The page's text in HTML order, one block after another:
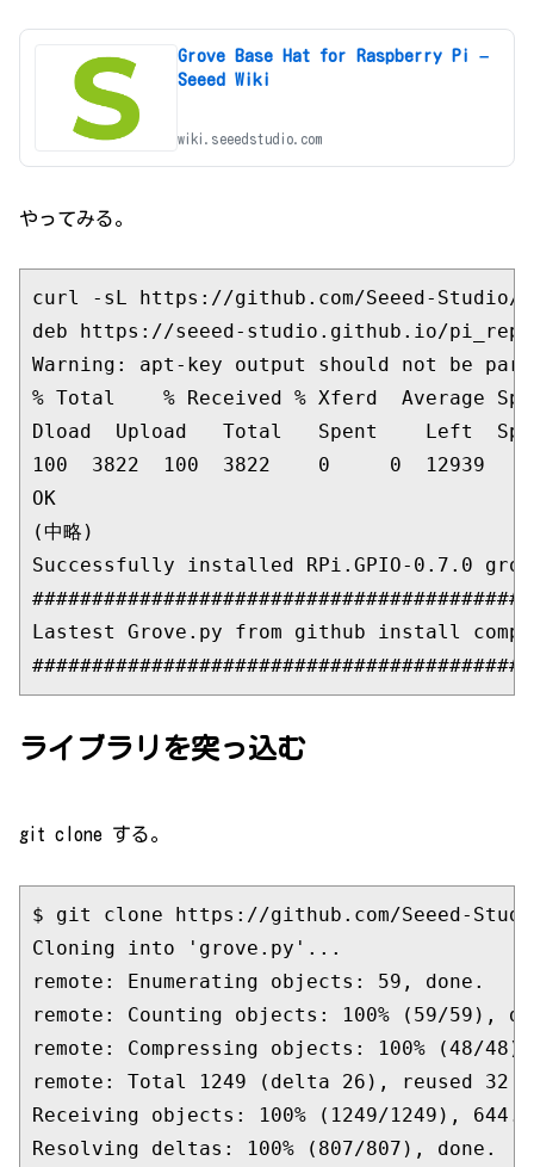
Grove Base Hat for Raspberry Pi –
Seeed Wiki
wiki.seeedstudio.com
やってみる。
curl -sL https://github.com/Seeed-
deb https://seeed-studio.github.io/
Warning: apt-key output should not be
% Total    % Received % Xferd  Average
Dload  Upload   Total   Spent    Left
100  3822  100  3822    0     0
OK
(中略)
Successfully installed RPi.GPIO-0.7.0
Lastest Grove.py from github install
ライブラリを突っ込む
git clone する。
$ git clone https://github.com/Seeed-
Cloning into 'grove.py'...
remote: Enumerating objects: 59, done.
remote: Counting objects: 100% (59/59),
remote: Compressing objects: 100% (48/
remote: Total 1249 (delta 26), reused 32
Receiving objects: 100% (1249/1249),
Resolving deltas: 100% (807/807), done.